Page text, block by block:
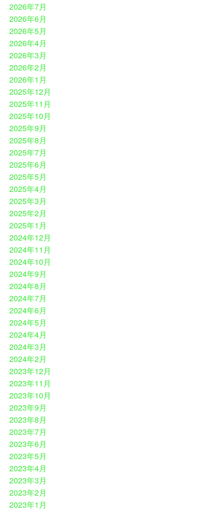
2026年7月
2026年6月
2026年5月
2026年4月
2026年3月
2026年2月
2026年1月
2025年12月
2025年11月
2025年10月
2025年9月
2025年8月
2025年7月
2025年6月
2025年5月
2025年4月
2025年3月
2025年2月
2025年1月
2024年12月
2024年11月
2024年10月
2024年9月
2024年8月
2024年7月
2024年6月
2024年5月
2024年4月
2024年3月
2024年2月
2023年12月
2023年11月
2023年10月
2023年9月
2023年8月
2023年7月
2023年6月
2023年5月
2023年4月
2023年3月
2023年2月
2023年1月